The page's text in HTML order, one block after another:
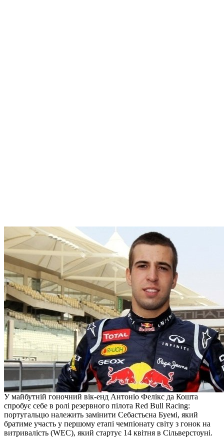
У майбутній гоночний вік-енд Антоніо Фелікс да Кошта
спробує себе в ролі резервного пілота Red Bull Racing:
португальцю належить замінити Себастьєна Буемі, який
братиме участь у першому етапі чемпіонату світу з гонок на
витривалість (WEC), який стартує 14 квітня в Сільверстоуні.